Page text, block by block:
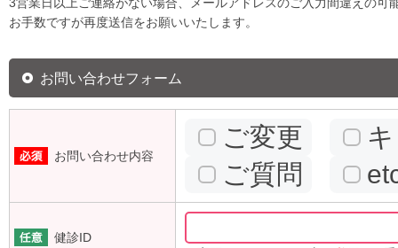
お手数ですが再度送信をお願いいたします。
お問い合わせフォーム
お問い合わせ内容
ご変更
ご質問
健診ID